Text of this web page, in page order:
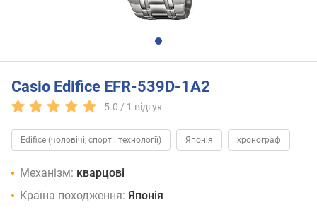
Casio Edifice EFR-539D-1A2
5.0 / 1 відгук
Edifice (чоловічі, спорт і технології) Японія хронограф
Механізм: кварцові
Країна походження: Японія